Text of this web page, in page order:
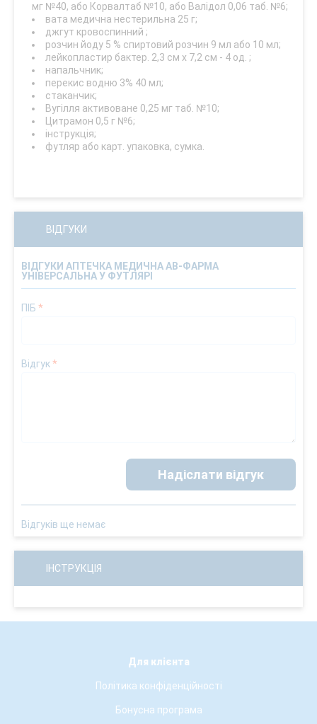
мг №40, або Корвалтаб №10, або Валідол 0,06 таб. №6;
вата медична нестерильна 25 г;
джгут кровоспинний ;
розчин йоду 5 % спиртовий розчин 9 мл або 10 мл;
лейкопластир бактер. 2,3 см х 7,2 см - 4 од. ;
напальчник;
перекис водню 3% 40 мл;
стаканчик;
Вугілля активоване 0,25 мг таб. №10;
Цитрамон 0,5 г №6;
інструкція;
футляр або карт. упаковка, сумка.
ВІДГУКИ
ВІДГУКИ АПТЕЧКА МЕДИЧНА АВ-ФАРМА
УНІВЕРСАЛЬНА У ФУТЛЯРІ
ПІБ *
Відгук*
Надіслати відгук
Відгуків ще немає
ІНСТРУКЦІЯ
Для клієнта
Політика конфіденційності
Бонусна програма